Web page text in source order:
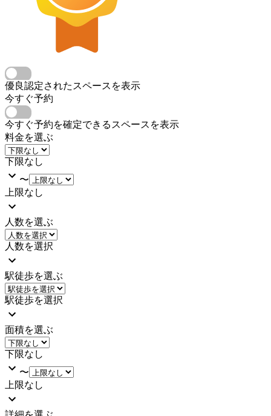
優良認定されたスペースを表示
今すぐ予約
今すぐ予約を確定できるスペースを表示
料金を選ぶ
下限なし
〜
上限なし
人数を選ぶ
人数を選択
駅徒歩を選ぶ
駅徒歩を選択
面積を選ぶ
下限なし
〜
上限なし